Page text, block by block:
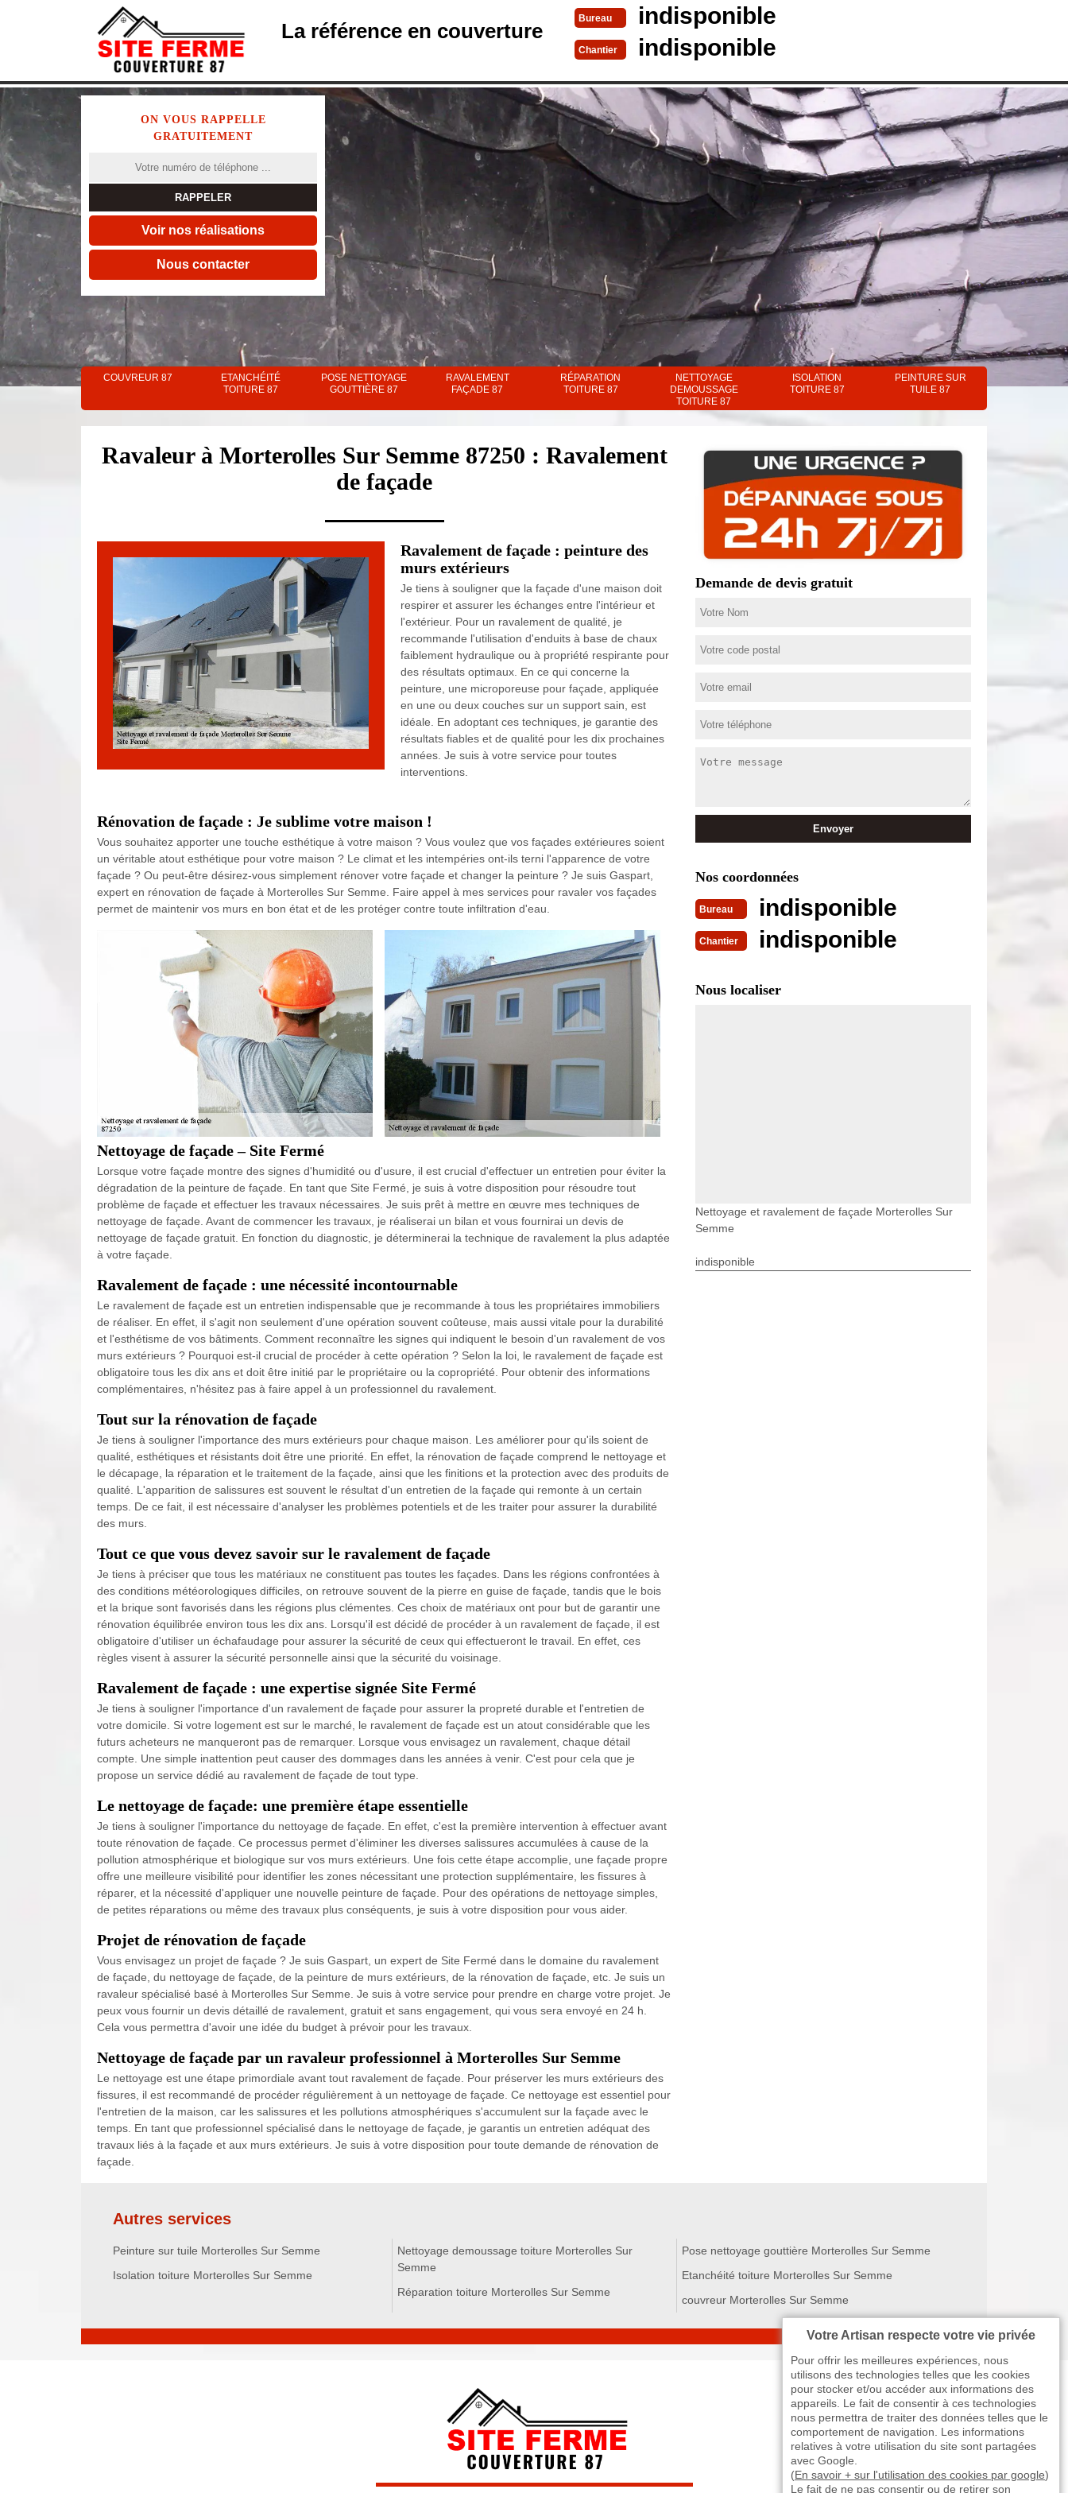
La référence en couverture
Bureau indisponible
Chantier indisponible
ON VOUS RAPPELLE
GRATUITEMENT
Voir nos réalisations
Nous contacter
COUVREUR 87
ETANCHÉITÉ
TOITURE 87
POSE NETTOYAGE
GOUTTIÈRE 87
RAVALEMENT
FAÇADE 87
RÉPARATION
TOITURE 87
NETTOYAGE
DEMOUSSAGE
TOITURE 87
ISOLATION
TOITURE 87
PEINTURE SUR
TUILE 87
Ravaleur à Morterolles Sur Semme 87250 : Ravalement
de façade
Ravalement de façade : peinture des
murs extérieurs
Je tiens à souligner que la façade d'une maison doit
respirer et assurer les échanges entre l'intérieur et
l'extérieur. Pour un ravalement de qualité, je
recommande l'utilisation d'enduits à base de chaux
faiblement hydraulique ou à propriété respirante pour
des résultats optimaux. En ce qui concerne la
peinture, une microporeuse pour façade, appliquée
en une ou deux couches sur un support sain, est
idéale. En adoptant ces techniques, je garantie des
résultats fiables et de qualité pour les dix prochaines
années. Je suis à votre service pour toutes
interventions.
Rénovation de façade : Je sublime votre maison !
Vous souhaitez apporter une touche esthétique à votre maison ? Vous voulez que vos façades extérieures soient
un véritable atout esthétique pour votre maison ? Le climat et les intempéries ont-ils terni l'apparence de votre
façade ? Ou peut-être désirez-vous simplement rénover votre façade et changer la peinture ? Je suis Gaspart,
expert en rénovation de façade à Morterolles Sur Semme. Faire appel à mes services pour ravaler vos façades
permet de maintenir vos murs en bon état et de les protéger contre toute infiltration d'eau.
Nettoyage de façade – Site Fermé
Lorsque votre façade montre des signes d'humidité ou d'usure, il est crucial d'effectuer un entretien pour éviter la
dégradation de la peinture de façade. En tant que Site Fermé, je suis à votre disposition pour résoudre tout
problème de façade et effectuer les travaux nécessaires. Je suis prêt à mettre en œuvre mes techniques de
nettoyage de façade. Avant de commencer les travaux, je réaliserai un bilan et vous fournirai un devis de
nettoyage de façade gratuit. En fonction du diagnostic, je déterminerai la technique de ravalement la plus adaptée
à votre façade.
Ravalement de façade : une nécessité incontournable
Le ravalement de façade est un entretien indispensable que je recommande à tous les propriétaires immobiliers
de réaliser. En effet, il s'agit non seulement d'une opération souvent coûteuse, mais aussi vitale pour la durabilité
et l'esthétisme de vos bâtiments. Comment reconnaître les signes qui indiquent le besoin d'un ravalement de vos
murs extérieurs ? Pourquoi est-il crucial de procéder à cette opération ? Selon la loi, le ravalement de façade est
obligatoire tous les dix ans et doit être initié par le propriétaire ou la copropriété. Pour obtenir des informations
complémentaires, n'hésitez pas à faire appel à un professionnel du ravalement.
Tout sur la rénovation de façade
Je tiens à souligner l'importance des murs extérieurs pour chaque maison. Les améliorer pour qu'ils soient de
qualité, esthétiques et résistants doit être une priorité. En effet, la rénovation de façade comprend le nettoyage et
le décapage, la réparation et le traitement de la façade, ainsi que les finitions et la protection avec des produits de
qualité. L'apparition de salissures est souvent le résultat d'un entretien de la façade qui remonte à un certain
temps. De ce fait, il est nécessaire d'analyser les problèmes potentiels et de les traiter pour assurer la durabilité
des murs.
Tout ce que vous devez savoir sur le ravalement de façade
Je tiens à préciser que tous les matériaux ne constituent pas toutes les façades. Dans les régions confrontées à
des conditions météorologiques difficiles, on retrouve souvent de la pierre en guise de façade, tandis que le bois
et la brique sont favorisés dans les régions plus clémentes. Ces choix de matériaux ont pour but de garantir une
rénovation équilibrée environ tous les dix ans. Lorsqu'il est décidé de procéder à un ravalement de façade, il est
obligatoire d'utiliser un échafaudage pour assurer la sécurité de ceux qui effectueront le travail. En effet, ces
règles visent à assurer la sécurité personnelle ainsi que la sécurité du voisinage.
Ravalement de façade : une expertise signée Site Fermé
Je tiens à souligner l'importance d'un ravalement de façade pour assurer la propreté durable et l'entretien de
votre domicile. Si votre logement est sur le marché, le ravalement de façade est un atout considérable que les
futurs acheteurs ne manqueront pas de remarquer. Lorsque vous envisagez un ravalement, chaque détail
compte. Une simple inattention peut causer des dommages dans les années à venir. C'est pour cela que je
propose un service dédié au ravalement de façade de tout type.
Le nettoyage de façade: une première étape essentielle
Je tiens à souligner l'importance du nettoyage de façade. En effet, c'est la première intervention à effectuer avant
toute rénovation de façade. Ce processus permet d'éliminer les diverses salissures accumulées à cause de la
pollution atmosphérique et biologique sur vos murs extérieurs. Une fois cette étape accomplie, une façade propre
offre une meilleure visibilité pour identifier les zones nécessitant une protection supplémentaire, les fissures à
réparer, et la nécessité d'appliquer une nouvelle peinture de façade. Pour des opérations de nettoyage simples,
de petites réparations ou même des travaux plus conséquents, je suis à votre disposition pour vous aider.
Projet de rénovation de façade
Vous envisagez un projet de façade ? Je suis Gaspart, un expert de Site Fermé dans le domaine du ravalement
de façade, du nettoyage de façade, de la peinture de murs extérieurs, de la rénovation de façade, etc. Je suis un
ravaleur spécialisé basé à Morterolles Sur Semme. Je suis à votre service pour prendre en charge votre projet. Je
peux vous fournir un devis détaillé de ravalement, gratuit et sans engagement, qui vous sera envoyé en 24 h.
Cela vous permettra d'avoir une idée du budget à prévoir pour les travaux.
Nettoyage de façade par un ravaleur professionnel à Morterolles Sur Semme
Le nettoyage est une étape primordiale avant tout ravalement de façade. Pour préserver les murs extérieurs des
fissures, il est recommandé de procéder régulièrement à un nettoyage de façade. Ce nettoyage est essentiel pour
l'entretien de la maison, car les salissures et les pollutions atmosphériques s'accumulent sur la façade avec le
temps. En tant que professionnel spécialisé dans le nettoyage de façade, je garantis un entretien adéquat des
travaux liés à la façade et aux murs extérieurs. Je suis à votre disposition pour toute demande de rénovation de
façade.
Demande de devis gratuit
Nos coordonnées
Bureau indisponible
Chantier indisponible
Nous localiser
Nettoyage et ravalement de façade Morterolles Sur
Semme
indisponible
Autres services
Peinture sur tuile Morterolles Sur Semme
Isolation toiture Morterolles Sur Semme
Nettoyage demoussage toiture Morterolles Sur
Semme
Réparation toiture Morterolles Sur Semme
Pose nettoyage gouttière Morterolles Sur Semme
Etanchéité toiture Morterolles Sur Semme
couvreur Morterolles Sur Semme
Votre Artisan respecte votre vie privée
Pour offrir les meilleures expériences, nous
utilisons des technologies telles que les cookies
pour stocker et/ou accéder aux informations des
appareils. Le fait de consentir à ces technologies
nous permettra de traiter des données telles que le
comportement de navigation. Les informations
relatives à votre utilisation du site sont partagées
avec Google.
(En savoir + sur l'utilisation des cookies par google)
Le fait de ne pas consentir ou de retirer son